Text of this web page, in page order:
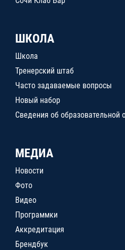
ШКОЛА
Школа
Тренерский штаб
Часто задаваемые вопросы
Новый набор
Сведения об образовательной
МЕДИА
Новости
Фото
Видео
Программки
Аккредитация
Брендбук